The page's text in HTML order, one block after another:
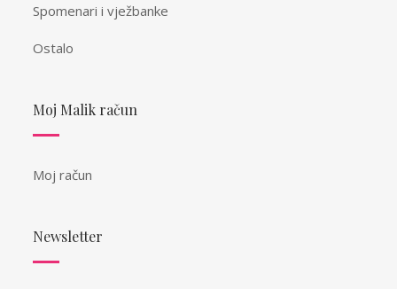
Spomenari i vježbanke
Ostalo
Moj Malik račun
Moj račun
Newsletter